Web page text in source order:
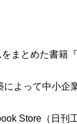
まとめた書籍
によって中小企
Store（日刊